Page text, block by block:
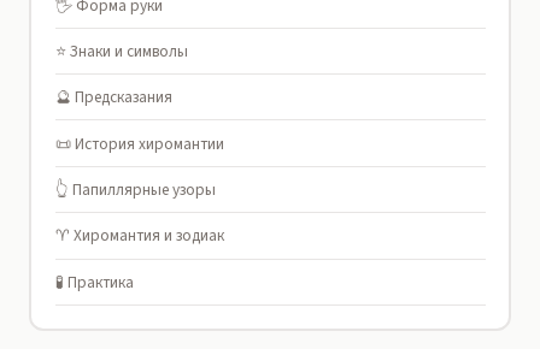
🖐️ Форма руки
⭐ Знаки и символы
🔮 Предсказания
📜 История хиромантии
👆 Папиллярные узоры
♈ Хиромантия и зодиак
🧪 Практика